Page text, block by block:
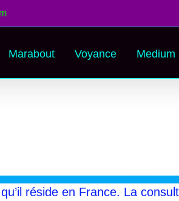
Marabout Voyance Medium
réside en France. La